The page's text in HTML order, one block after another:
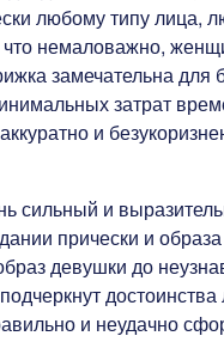
любому типу лица,
что немаловажно,
замечательна для
затрат
и
сильный и
прически и
девушки до
и неудачно